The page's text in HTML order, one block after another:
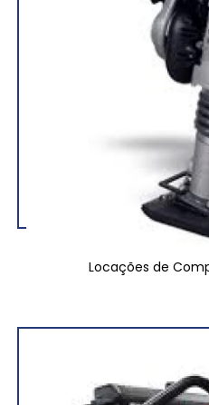
Locações de